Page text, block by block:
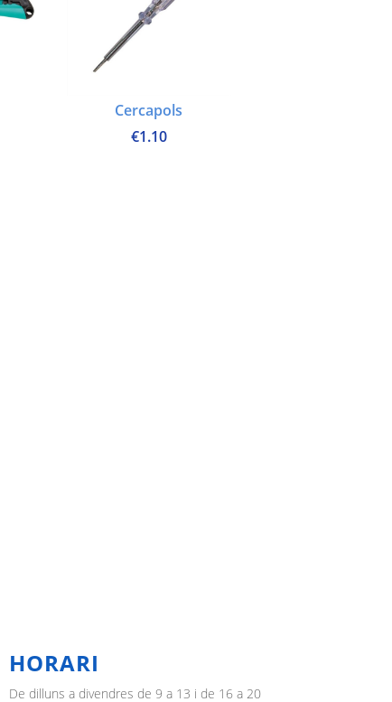
Cercapols
€1.10
HORARI
De dilluns a divendres de 9 a 13 i de 16 a 20